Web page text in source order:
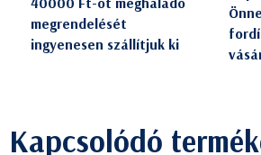
megrendelését
ingyenesen szállítjuk ki
Kapcsolódó